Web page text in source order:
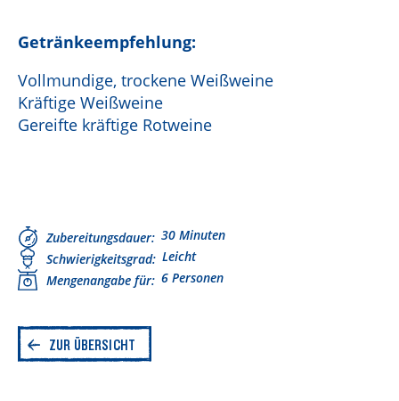
Getränkeempfehlung:
Vollmundige, trockene Weißweine
Kräftige Weißweine
Gereifte kräftige Rotweine
Zubereitungsdauer 30 Minuten
Schwierigkeitsgrad Leicht
Mengenangabe für 6 Personen
ZUR ÜBERSICHT